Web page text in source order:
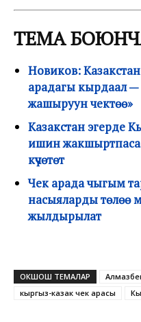
ТЕМА
Новиков:
арадагы кырдаал
жашыруун чектөө»
Казакстан эгерде
ишин жакшыртпаса
күчөтөт
Чек арада чыгым
насыяларды төлөө
жылдырылат
ОКШОШ ТЕМАЛАР
кыргыз-казак чек арасы